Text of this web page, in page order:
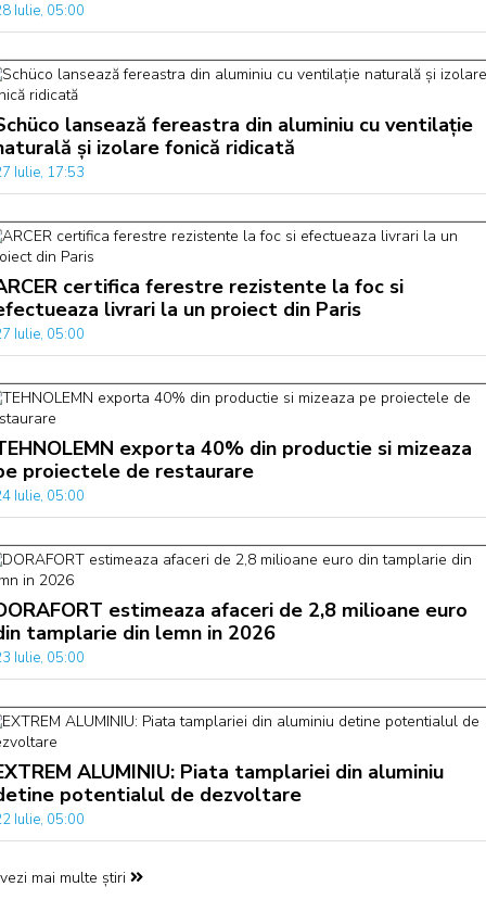
Iulie, 05:00
lansează fereastra din aluminiu cu ventilație
și izolare fonică ridicată
Iulie, 17:53
certifica ferestre rezistente la foc si
livrari la un proiect din Paris
Iulie, 05:00
exporta 40% din productie si mizeaza
proiectele de restaurare
Iulie, 05:00
estimeaza afaceri de 2,8 milioane euro
tamplarie din lemn in 2026
Iulie, 05:00
ALUMINIU: Piata tamplariei din aluminiu
potentialul de dezvoltare
Iulie, 05:00
vezi mai multe știri